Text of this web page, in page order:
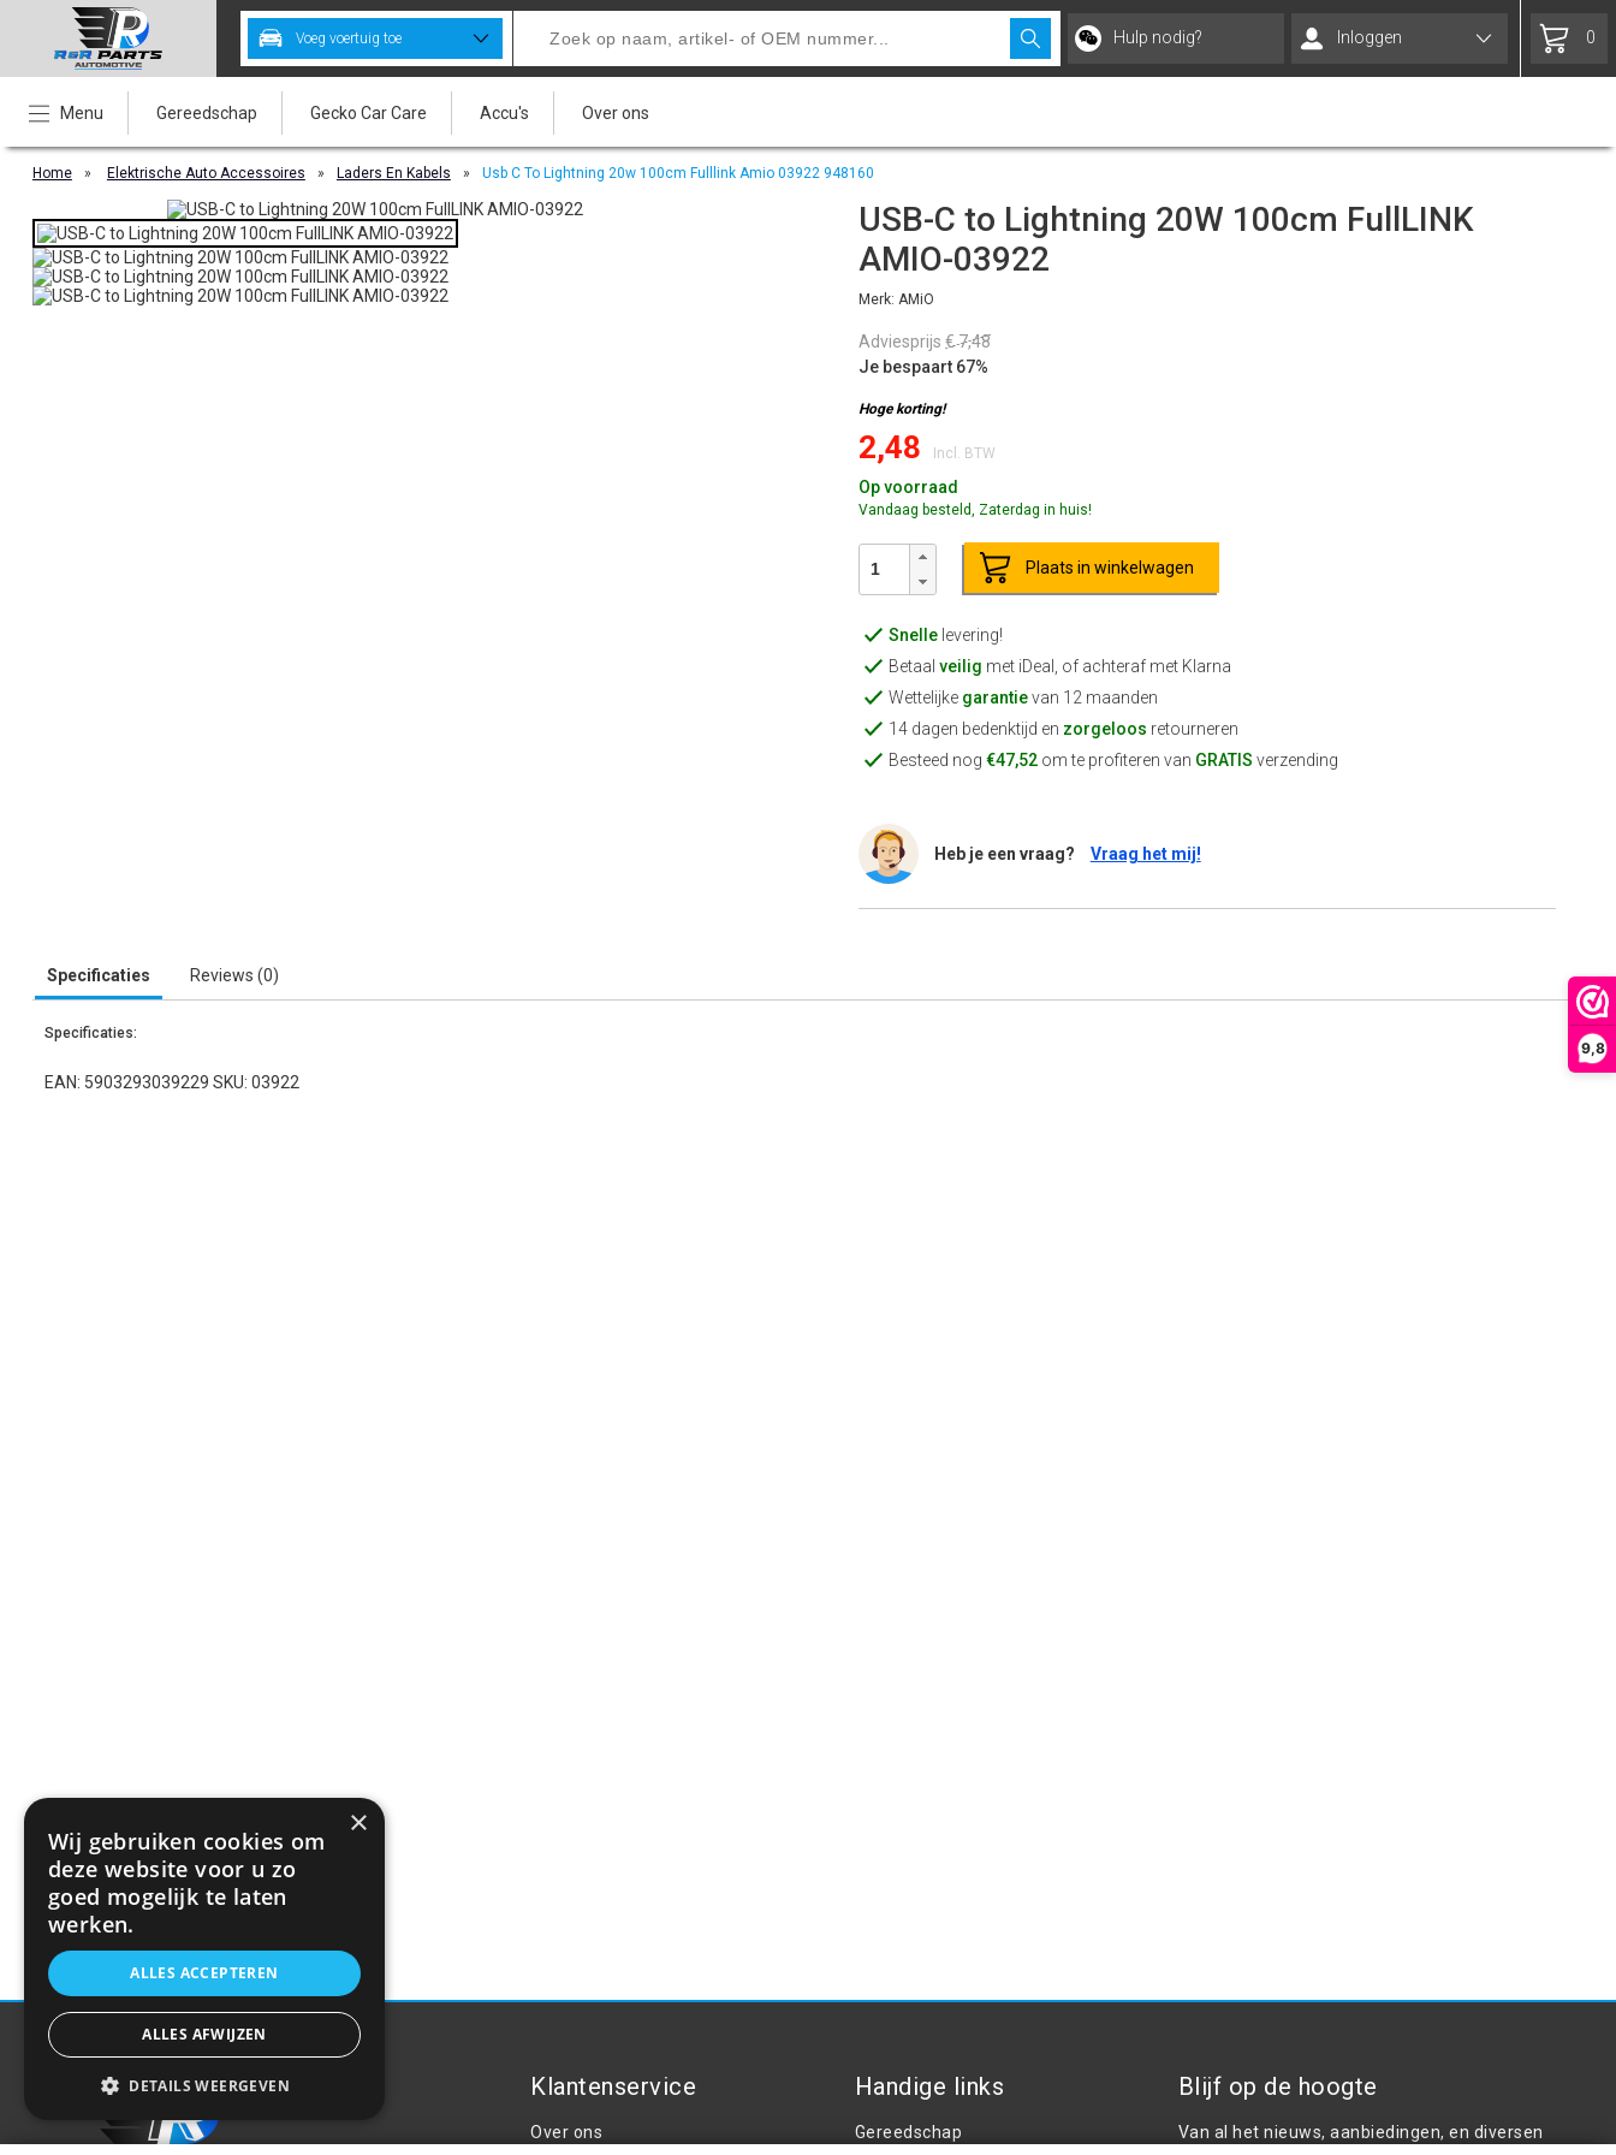
9,8
Voeg voertuig toe Hulp nodig? Inloggen 0
Menu Gereedschap Gecko Car Care Accu's Over ons
Home » Elektrische Auto Accessoires » Laders En Kabels » Usb C To Lightning 20w 100cm Fulllink Amio 03922 948160
USB-C to Lightning 20W 100cm FullLINK
AMIO-03922
Merk: AMiO
Adviesprijs € 7,48
Je bespaart 67%
Hoge korting!
2,48 Incl. BTW
Op voorraad
Vandaag besteld, Zaterdag in huis!
Plaats in winkelwagen
Snellelevering!
Betaal veilig met iDeal, of achteraf met Klarna
Wettelijke garantievan 12 maanden
14 dagen bedenktijd en zorgeloos retourneren
Besteed nog €47,52om te profiteren van GRATIS verzending
Heb je een vraag? Vraag het mij!
Specificaties Reviews (0)
Specificaties:
EAN: 5903293039229 SKU: 03922
Klantenservice
Over ons
Handige links
Gereedschap
Blijf op de hoogte
Van al het nieuws, aanbiedingen, en diversen
×
Wij gebruiken cookies om
deze website voor u zo
goed mogelijk te laten
werken.
ALLES ACCEPTEREN
ALLES AFWIJZEN
DETAILS WEERGEVEN